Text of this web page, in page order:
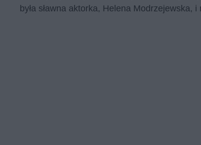
była sławna aktorka, Helena